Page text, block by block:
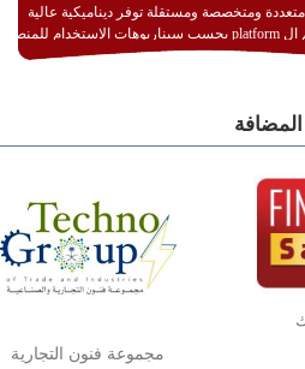
blocks متعددة ومتخصصة ومستقلة توفر ديناميكية عالية
لتصميم ال platform بحسب سيناريوهات الاستخدام للمنصة
وتتوافق مع النشر والاستثمار ضمن بيئة استضافة dedicated
سيناريو تراسل مهما كان معقدا عبر إضافة ومعايرة
عناصر ديناميكية (dynamic items) وتجهيز إعدادات التواصل
على كافة التفاصيل عبر الموقع :
http://
مجموعة فنون التجارية